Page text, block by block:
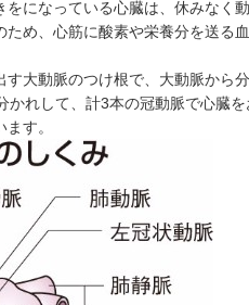
になっている心臓は、休みなく
め、心筋に酸素や栄養分を送る
大動脈のつけ根で、大動脈から
かれして、計3本の冠動脈で心臓
す。